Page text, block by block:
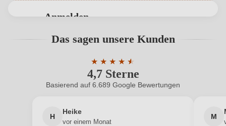
Bio-Kontrollstelle Shop
Trocken
Anmelden
Benutzern abgegeben werden. Bitte loggen Sie sich
Neuer Kunde? Neuer Kunde?
Ihre E-Mail-Adresse
Das sagen unsere Kunden
4,7 Sterne
★ ★ ★ ★ ★
★
Durchschnittliche Bewertung von 4.7
Basierend auf 6.689 Google Bewertungen
H
Heike
vor einem Monat
M